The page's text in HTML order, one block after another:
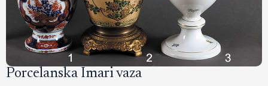
Porcelanska Imari vaza